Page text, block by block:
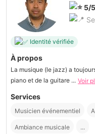
5/5
Identité vérifiée
À propos
La musique (le jazz) a
piano et de la guitare ... Voir
Services
Musicien événementiel
Ambiance musicale ...